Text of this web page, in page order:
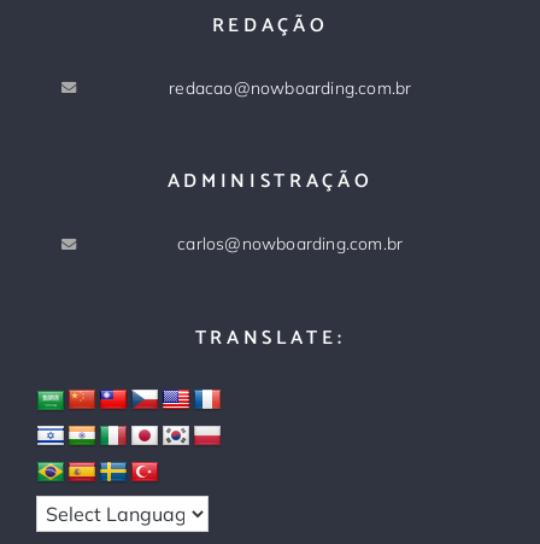
REDAÇÃO
redacao@nowboarding.com.br
ADMINISTRAÇÃO
carlos@nowboarding.com.br
TRANSLATE: